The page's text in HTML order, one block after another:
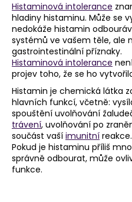
Histaminová intolerance
hladiny histaminu. Může se
nedokáže histamin
systémů ve vašem těle, ale
gastrointestinální příznaky.
Histaminová intolerance
projev toho, že se ho
Histamin je chemická látka
hlavních funkcí, včetně:
spouštění uvolňování
trávení, uvolňování po
součást vaší imunitní reakce.
Pokud je histaminu příliš
správně odbourat, může
funkce.
?
D
o
p
o
r